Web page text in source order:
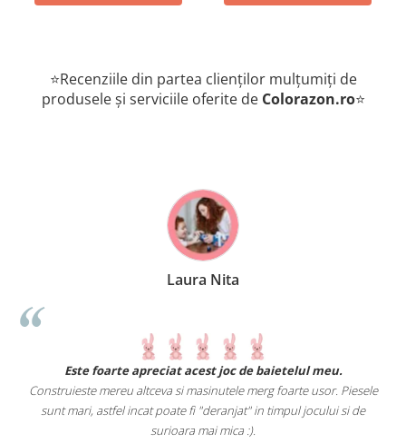
⭐Recenziile din partea clienților mulțumiți de
produsele și serviciile oferite de Colorazon.ro⭐
joc de baietelul meu.
merg foarte usor. Piesele
in timpul jocului si de
Un joc perfect pentru fetița de 3 ani
deoarece ne place sa
Acest joc i-a dezvoltat gândirea
consolidat cunoștințele geometrice